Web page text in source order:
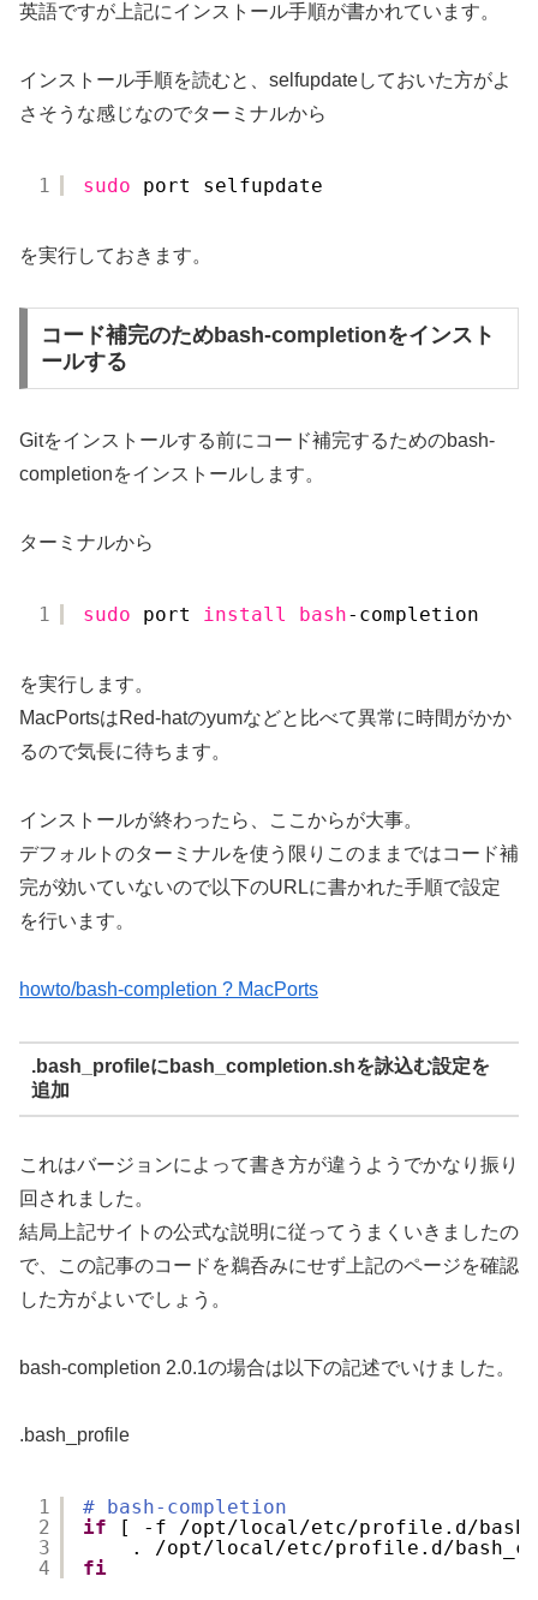
英語ですが上記にインストール手順が書かれています。
インストール手順を読むと、selfupdateしておいた方がよ
さそうな感じなのでターミナルから
1 sudo port selfupdate
を実行しておきます。
コード補完のためbash-completionをインスト
ールする
Gitをインストールする前にコード補完するためのbash-
completionをインストールします。
ターミナルから
1 sudo port install bash-completion
を実行します。
MacPortsはRed-hatのyumなどと比べて異常に時間がかか
るので気長に待ちます。
インストールが終わったら、ここからが大事。
デフォルトのターミナルを使う限りこのままではコード補
完が効いていないので以下のURLに書かれた手順で設定
を行います。
howto/bash-completion ? MacPorts
.bash_profileにbash_completion.shを詠込む設定を
追加
これはバージョンによって書き方が違うようでかなり振り
回されました。
結局上記サイトの公式な説明に従ってうまくいきましたの
で、この記事のコードを鵜呑みにせず上記のページを確認
した方がよいでしょう。
bash-completion 2.0.1の場合は以下の記述でいけました。
.bash_profile
1
2
3
4
# bash-completion
if
[ -f /opt/local/etc/profile .d /
. /opt/local/etc/profile .d /
fi